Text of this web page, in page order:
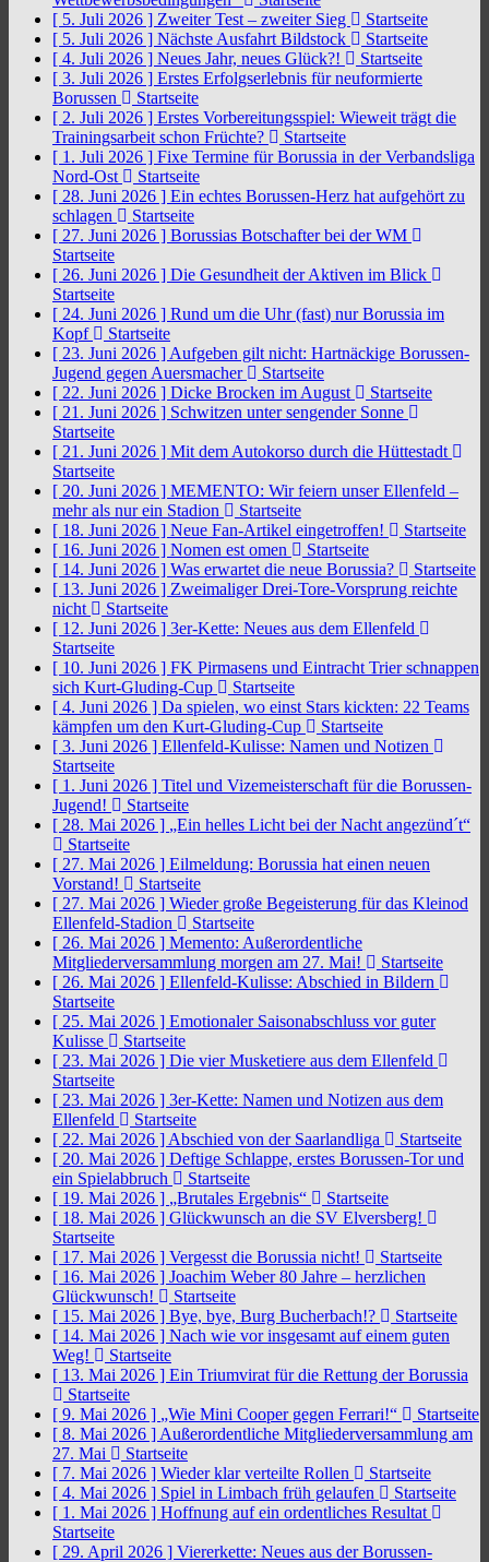
[ 5. Juli 2026 ] Zweiter Test – zweiter Sieg
Startseite
[ 5. Juli 2026 ] Nächste Ausfahrt Bildstock
Startseite
[ 4. Juli 2026 ] Neues Jahr, neues Glück?!
Startseite
[ 3. Juli 2026 ] Erstes Erfolgserlebnis für neuformierte
Borussen
Startseite
[ 2. Juli 2026 ] Erstes Vorbereitungsspiel: Wieweit trägt die
Trainingsarbeit schon Früchte?
Startseite
[ 1. Juli 2026 ] Fixe Termine für Borussia in der Verbandsliga
Nord-Ost
Startseite
[ 28. Juni 2026 ] Ein echtes Borussen-Herz hat aufgehört zu
schlagen
Startseite
[ 27. Juni 2026 ] Borussias Botschafter bei der WM
Startseite
[ 26. Juni 2026 ] Die Gesundheit der Aktiven im Blick
Startseite
[ 24. Juni 2026 ] Rund um die Uhr (fast) nur Borussia im
Kopf
Startseite
[ 23. Juni 2026 ] Aufgeben gilt nicht: Hartnäckige Borussen-
Jugend gegen Auersmacher
Startseite
[ 22. Juni 2026 ] Dicke Brocken im August
Startseite
[ 21. Juni 2026 ] Schwitzen unter sengender Sonne
Startseite
[ 21. Juni 2026 ] Mit dem Autokorso durch die Hüttestadt
Startseite
[ 20. Juni 2026 ] MEMENTO: Wir feiern unser Ellenfeld –
mehr als nur ein Stadion
Startseite
[ 18. Juni 2026 ] Neue Fan-Artikel eingetroffen!
Startseite
[ 16. Juni 2026 ] Nomen est omen
Startseite
[ 14. Juni 2026 ] Was erwartet die neue Borussia?
Startseite
[ 13. Juni 2026 ] Zweimaliger Drei-Tore-Vorsprung reichte
nicht
Startseite
[ 12. Juni 2026 ] 3er-Kette: Neues aus dem Ellenfeld
Startseite
[ 10. Juni 2026 ] FK Pirmasens und Eintracht Trier schnappen
sich Kurt-Gluding-Cup
Startseite
[ 4. Juni 2026 ] Da spielen, wo einst Stars kickten: 22 Teams
kämpfen um den Kurt-Gluding-Cup
Startseite
[ 3. Juni 2026 ] Ellenfeld-Kulisse: Namen und Notizen
Startseite
[ 1. Juni 2026 ] Titel und Vizemeisterschaft für die Borussen-
Jugend!
Startseite
[ 28. Mai 2026 ] „Ein helles Licht bei der Nacht angezünd´t“
Startseite
[ 27. Mai 2026 ] Eilmeldung: Borussia hat einen neuen
Vorstand!
Startseite
[ 27. Mai 2026 ] Wieder große Begeisterung für das Kleinod
Ellenfeld-Stadion
Startseite
[ 26. Mai 2026 ] Memento: Außerordentliche
Mitgliederversammlung morgen am 27. Mai!
Startseite
[ 26. Mai 2026 ] Ellenfeld-Kulisse: Abschied in Bildern
Startseite
[ 25. Mai 2026 ] Emotionaler Saisonabschluss vor guter
Kulisse
Startseite
[ 23. Mai 2026 ] Die vier Musketiere aus dem Ellenfeld
Startseite
[ 23. Mai 2026 ] 3er-Kette: Namen und Notizen aus dem
Ellenfeld
Startseite
[ 22. Mai 2026 ] Abschied von der Saarlandliga
Startseite
[ 20. Mai 2026 ] Deftige Schlappe, erstes Borussen-Tor und
ein Spielabbruch
Startseite
[ 19. Mai 2026 ] „Brutales Ergebnis“
Startseite
[ 18. Mai 2026 ] Glückwunsch an die SV Elversberg!
Startseite
[ 17. Mai 2026 ] Vergesst die Borussia nicht!
Startseite
[ 16. Mai 2026 ] Joachim Weber 80 Jahre – herzlichen
Glückwunsch!
Startseite
[ 15. Mai 2026 ] Bye, bye, Burg Bucherbach!?
Startseite
[ 14. Mai 2026 ] Nach wie vor insgesamt auf einem guten
Weg!
Startseite
[ 13. Mai 2026 ] Ein Triumvirat für die Rettung der Borussia
Startseite
[ 9. Mai 2026 ] „Wie Mini Cooper gegen Ferrari!“
Startseite
[ 8. Mai 2026 ] Außerordentliche Mitgliederversammlung am
27. Mai
Startseite
[ 7. Mai 2026 ] Wieder klar verteilte Rollen
Startseite
[ 4. Mai 2026 ] Spiel in Limbach früh gelaufen
Startseite
[ 1. Mai 2026 ] Hoffnung auf ein ordentliches Resultat
Startseite
[ 29. April 2026 ] Viererkette: Neues aus der Borussen-